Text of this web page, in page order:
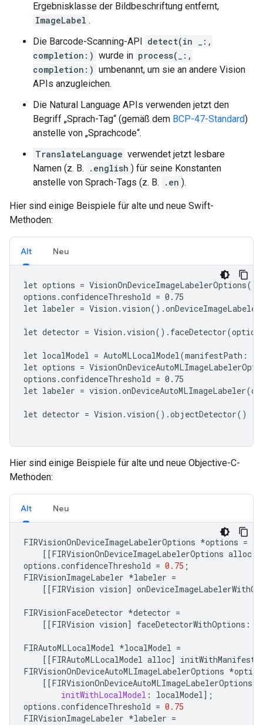
Ergebnisklasse der Bildbeschriftung entfernt,
ImageLabel .
Die Barcode-Scanning-API detect(in _:,
completion:) wurde in process(_:,
completion:) umbenannt, um sie an andere Vision
APIs anzugleichen.
Die Natural Language APIs verwenden jetzt den
Begriff „Sprach-Tag“ (gemäß dem BCP-47-Standard)
anstelle von „Sprachcode“.
TranslateLanguage verwendet jetzt lesbare
Namen (z. B.
.english ) für seine Konstanten
anstelle von Sprach-Tags (z. B.
.en ).
Hier sind einige Beispiele für alte und neue Swift-
Methoden:
Alt Neu
let options = VisionOnDeviceImageLabelerOptions()
options.confidenceThreshold = 0.75
let labeler =
let detector =
let localModel = AutoMLLocalModel(manifestPath:
let options =
options.confidenceThreshold = 0.75
let labeler =
let detector = Vision.vision().objectDetector()
Hier sind einige Beispiele für alte und neue Objective-C-
Methoden:
Alt Neu
FIRVisionOnDeviceImageLabelerOptions *options =
[[FIRVisionOnDeviceImageLabelerOptions alloc
options .confidenceThreshold = 0.75 ;
FIRVisionImageLabeler *labeler =
[[FIRVision vision]
FIRVisionFaceDetector *detector =
[[FIRVision vision] faceDetectorWithOptions :
FIRAutoMLLocalModel *localModel =
[[FIRAutoMLLocalModel alloc]
FIRVisionOnDeviceAutoMLImageLabelerOptions *
[[FIRVisionOnDeviceAutoMLImageLabelerOptions
initWithLocalModel : localModel];
options .confidenceThreshold = 0.75
FIRVisionImageLabeler *labeler =